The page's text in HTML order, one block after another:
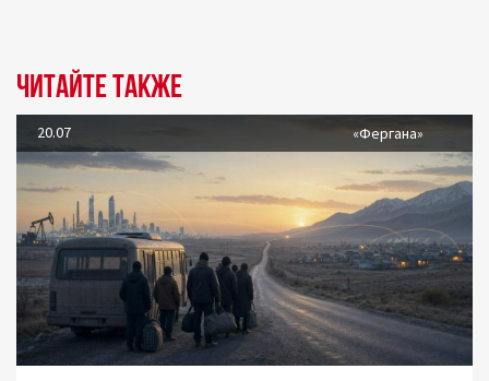
Читайте также
20.07 «Фергана»